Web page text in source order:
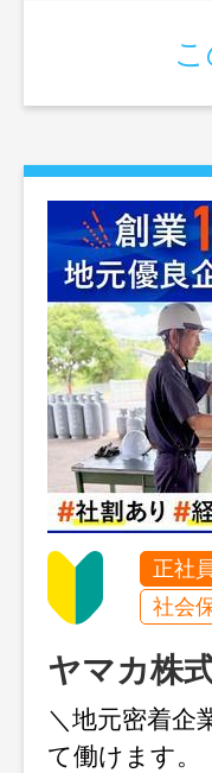
正社
社会
ヤマカ株
＼地元密着企
て働けます。